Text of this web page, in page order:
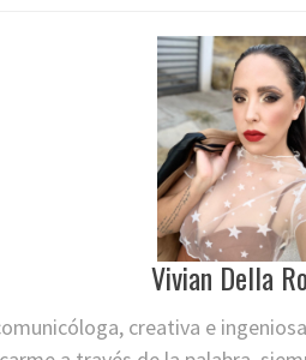
Vivian Della
creativa e